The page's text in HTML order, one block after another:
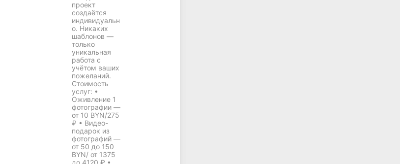
проект
создаётся
индивидуальн
о. Никаких
шаблонов —
только
уникальная
работа с
учётом ваших
пожеланий.
Стоимость
услуг: •
Оживление 1
фотографии —
от 10 BYN/275
₽ • Видео-
подарок из
фотографий —
от 50 до 150
BYN/ от 1375